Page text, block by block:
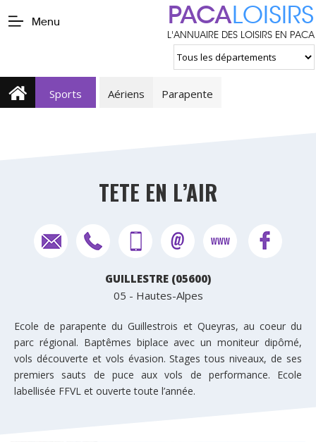
Menu PACALOISIRS
L'ANNUAIRE DES LOISIRS EN PACA
Sports Aériens Parapente
TETE EN L’AIR
GUILLESTRE (05600)
05 - Hautes-Alpes
Ecole de parapente du Guillestrois et Queyras, au coeur du
parc régional. Baptêmes biplace avec un moniteur dipômé,
vols découverte et vols évasion. Stages tous niveaux, de ses
premiers sauts de puce aux vols de performance. Ecole
labellisée FFVL et ouverte toute l’année.